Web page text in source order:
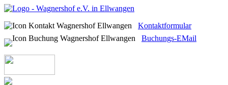
Kontaktformular
Buchungs-EMail